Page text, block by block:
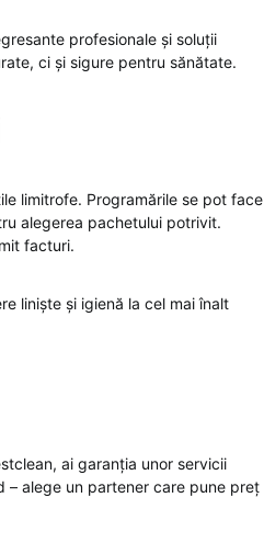
profesionale și soluții
ci și sigure pentru sănătate.
limitrofe. Programările se pot face
alegerea pachetului potrivit.
facturi.
liniște și igienă la cel mai înalt
ai garanția unor servicii
– alege un partener care pune preț